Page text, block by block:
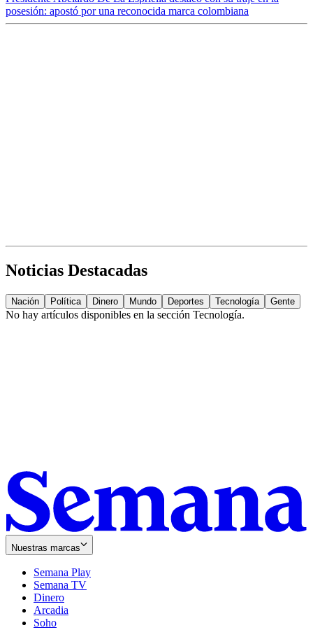
posesión: apostó por una reconocida marca colombiana
Noticias Destacadas
Nación Política Dinero Mundo Deportes Tecnología Gente
No hay artículos disponibles en la sección Tecnología.
Nuestras marcas
Semana Play
Semana TV
Dinero
Arcadia
Soho